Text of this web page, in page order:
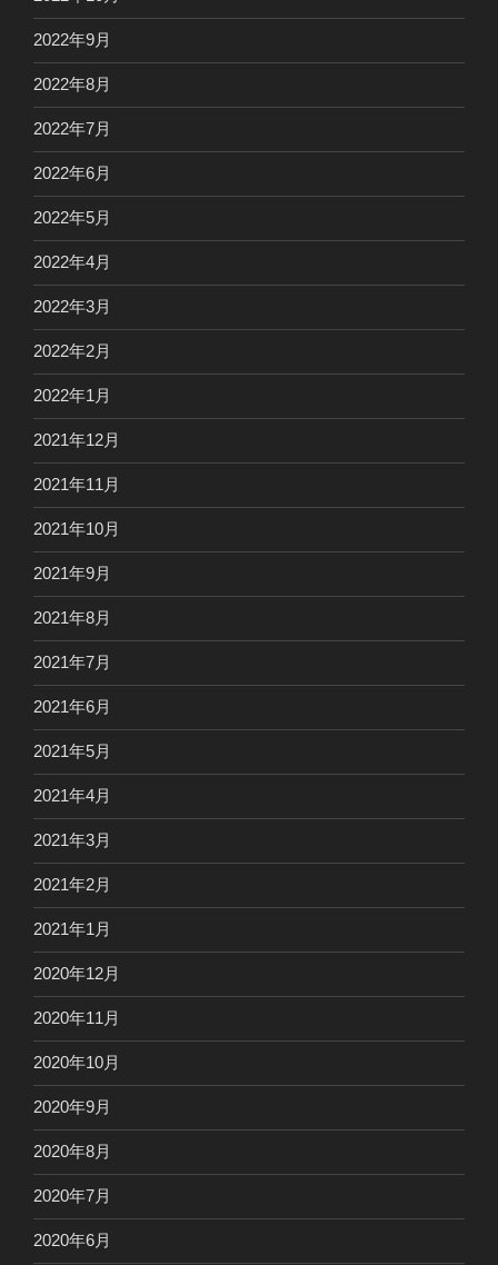
2022年9月
2022年8月
2022年7月
2022年6月
2022年5月
2022年4月
2022年3月
2022年2月
2022年1月
2021年12月
2021年11月
2021年10月
2021年9月
2021年8月
2021年7月
2021年6月
2021年5月
2021年4月
2021年3月
2021年2月
2021年1月
2020年12月
2020年11月
2020年10月
2020年9月
2020年8月
2020年7月
2020年6月